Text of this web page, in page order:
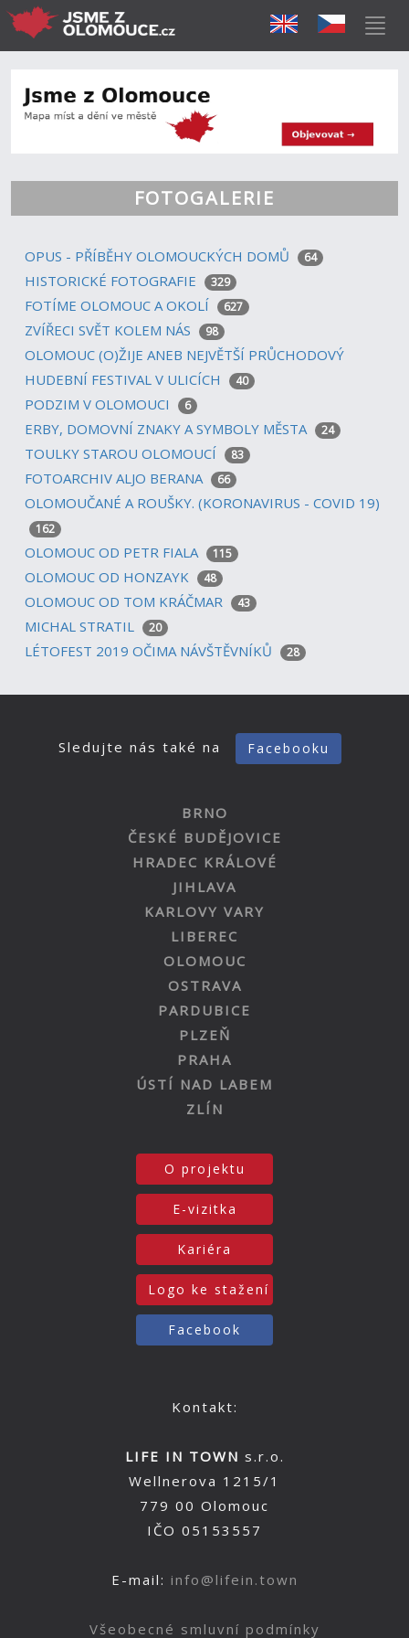
FOTOGALERIE
OPUS - PŘÍBĚHY OLOMOUCKÝCH DOMŮ 64
HISTORICKÉ FOTOGRAFIE 329
FOTÍME OLOMOUC A OKOLÍ 627
ZVÍŘECI SVĚT KOLEM NÁS 98
OLOMOUC (O)ŽIJE ANEB NEJVĚTŠÍ PRŮCHODOVÝ
HUDEBNÍ FESTIVAL V ULICÍCH
40
PODZIM V OLOMOUCI 6
ERBY, DOMOVNÍ ZNAKY A SYMBOLY MĚSTA 24
TOULKY STAROU OLOMOUCÍ 83
FOTOARCHIV ALJO BERANA 66
OLOMOUČANÉ A ROUŠKY. (KORONAVIRUS - COVID 19)
162
OLOMOUC OD PETR FIALA 115
OLOMOUC OD HONZAYK 48
OLOMOUC OD TOM KRÁČMAR 43
MICHAL STRATIL 20
LÉTOFEST 2019 OČIMA NÁVŠTĚVNÍKŮ 28
Sledujte nás také na Facebooku
BRNO
ČESKÉ BUDĚJOVICE
HRADEC KRÁLOVÉ
JIHLAVA
KARLOVY VARY
LIBEREC
OLOMOUC
OSTRAVA
PARDUBICE
PLZEŇ
PRAHA
ÚSTÍ NAD LABEM
ZLÍN
O projektu
E-vizitka
Kariéra
Logo ke stažení
Facebook
Kontakt:
LIFE IN TOWN s.r.o.
Wellnerova 1215/1
779 00 Olomouc
IČO 05153557
E-mail: info@lifein.town
Všeobecné smluvní podmínky